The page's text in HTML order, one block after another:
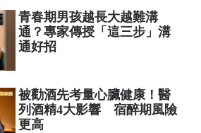
青春期男孩越長大越難溝
通？專家傳授「這三步」溝
通好招
被勸酒先考量心臟健康！醫
列酒精4大影響 宿醉期風險
更高